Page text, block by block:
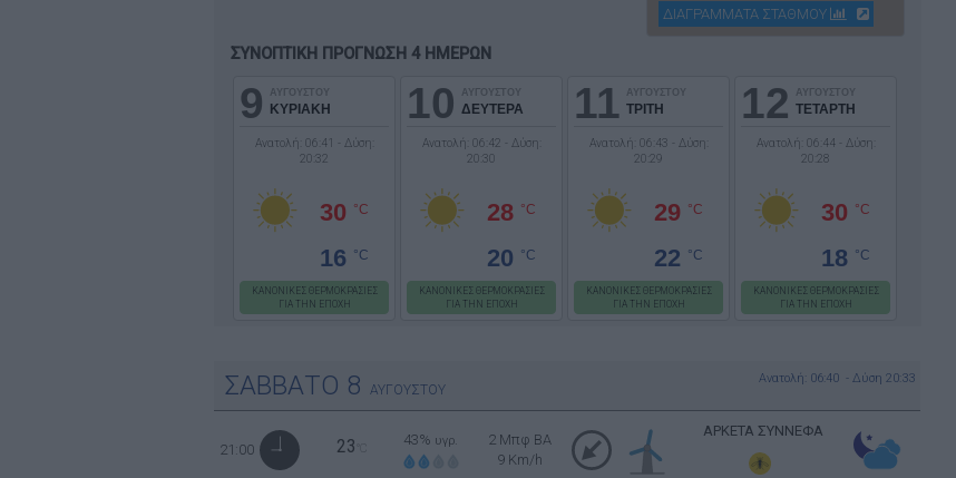
ΔΙΑΓΡΑΜΜΑΤΑ ΣΤΑΘΜΟΥ
ΣΥΝΟΠΤΙΚΗ ΠΡΟΓΝΩΣΗ 4 ΗΜΕΡΩΝ
9 ΑΥΓΟΥΣΤΟΥ
ΚΥΡΙΑΚΗ
Ανατολή: 06:41 - Δύση:
20:32
30 °C
16 °C
ΚΑΝΟΝΙΚΕΣ ΘΕΡΜΟΚΡΑΣΙΕΣ
ΓΙΑ ΤΗΝ ΕΠΟΧΗ
10 ΑΥΓΟΥΣΤΟΥ
ΔΕΥΤΕΡΑ
Ανατολή: 06:42 - Δύση:
20:30
28 °C
20 °C
ΚΑΝΟΝΙΚΕΣ ΘΕΡΜΟΚΡΑΣΙΕΣ
ΓΙΑ ΤΗΝ ΕΠΟΧΗ
11 ΑΥΓΟΥΣΤΟΥ
ΤΡΙΤΗ
Ανατολή: 06:43 - Δύση:
20:29
29 °C
22 °C
ΚΑΝΟΝΙΚΕΣ ΘΕΡΜΟΚΡΑΣΙΕΣ
ΓΙΑ ΤΗΝ ΕΠΟΧΗ
12 ΑΥΓΟΥΣΤΟΥ
ΤΕΤΑΡΤΗ
Ανατολή: 06:44 - Δύση:
20:28
30 °C
18 °C
ΚΑΝΟΝΙΚΕΣ ΘΕΡΜΟΚΡΑΣΙΕΣ
ΓΙΑ ΤΗΝ ΕΠΟΧΗ
ΣΑΒΒΑΤΟ 8 ΑΥΓΟΥΣΤΟΥ
Ανατολή: 06:40 - Δύση 20:33
21:00 23 43% υγρ.
2 Μπφ BA
9 Km/h
ΑΡΚΕΤΑ ΣΥΝΝΕΦΑ